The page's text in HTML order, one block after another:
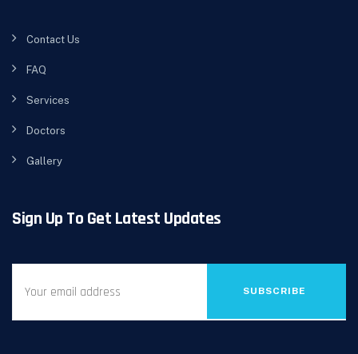
Contact Us
FAQ
Services
Doctors
Gallery
Sign Up To Get Latest Updates
SUBSCRIBE